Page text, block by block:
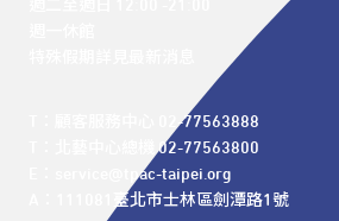
T：顧客服務中心 02-77563888
T：北藝中心總機 02-77563800
E：service@tpac-taipei.org
A：111081臺北市士林區劍潭路1號